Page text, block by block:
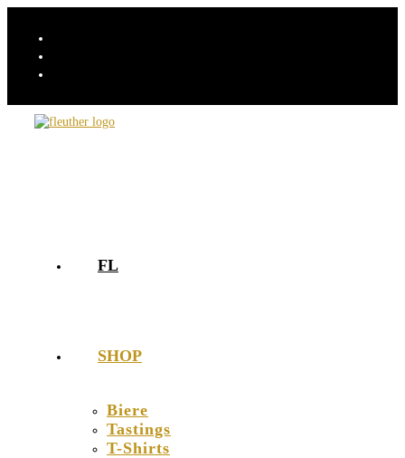
FL
SHOP
Biere
Tastings
T-Shirts